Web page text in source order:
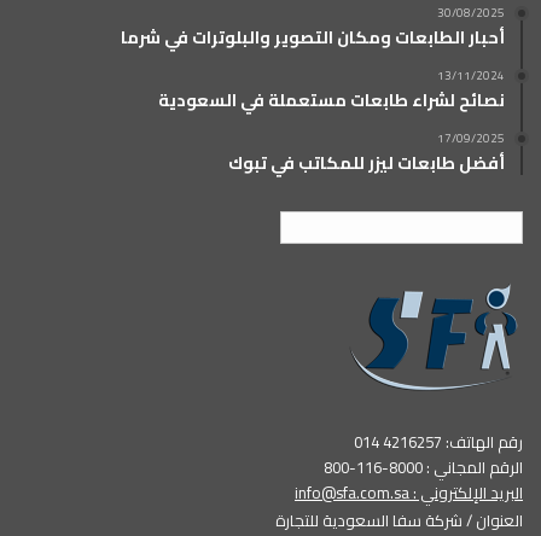
30/08/2025
أحبار الطابعات ومكان التصوير والبلوترات في شرما
13/11/2024
نصائح لشراء طابعات مستعملة في السعودية
17/09/2025
أفضل طابعات ليزر للمكاتب في تبوك
رقم الهاتف: 4216257 014
الرقم المجاني : 8000-116-800
البريد الإلكتروني :info@sfa.com.sa
العنوان / شركة سفا السعودية للتجارة